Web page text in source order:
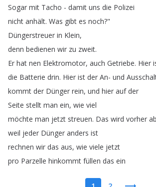
Sogar mit Tacho - damit uns die Polizei
nicht anhält. Was gibt es noch?"
Düngerstreuer in Klein,
denn bedienen wir zu zweit.
Er hat nen Elektromotor, auch Getriebe. Hier
die Batterie drin. Hier ist der An- und
kommt der Dünger rein, und hier auf der
Seite stellt man ein, wie viel
möchte man jetzt streuen. Das wird vorher
weil jeder Dünger anders ist
rechnen wir das aus, wie viele jetzt
pro Parzelle hinkommt füllen das ein